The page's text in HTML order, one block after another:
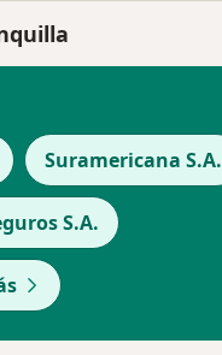
Suramericana S.A.
S.A.